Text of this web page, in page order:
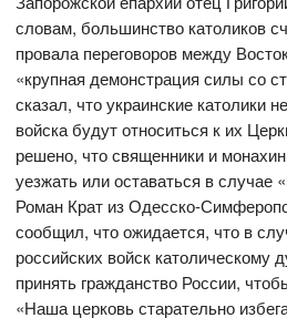
словам, большинство католиков
провала переговоров между
«крупная демонстрация силы со
сказал, что украинские католики
войска будут относиться к их
решено, что священники и
уезжать или оставаться в случае
Роман Крат из Одесско-
сообщил, что ожидается, что в
российских войск католическому
принять гражданство России,
«Наша церковь старательно